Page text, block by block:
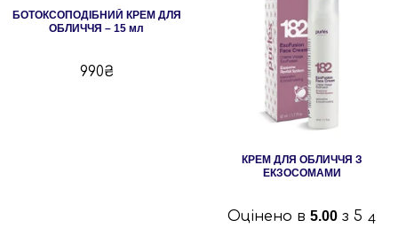
БОТОКСОПОДІБНИЙ КРЕМ ДЛЯ
ОБЛИЧЧЯ – 15 мл
990₴
КРЕМ ДЛЯ ОБЛИЧЧЯ З
ЕКЗОСОМАМИ
Оцінено в 5.00 з 5 4